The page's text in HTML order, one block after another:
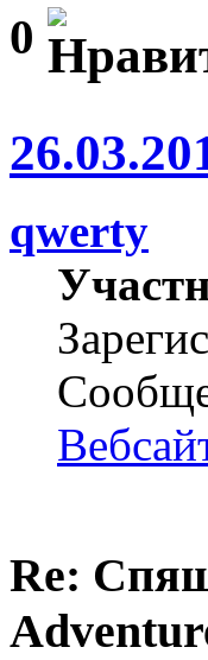
0
qwerty
Re: